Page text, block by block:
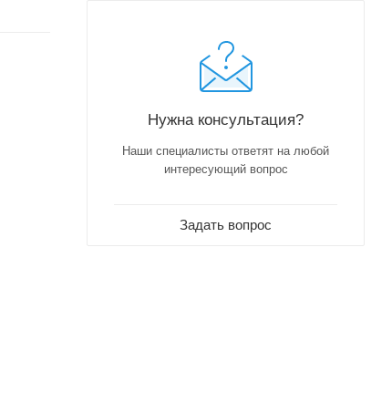
Нужна консультация?
Наши специалисты ответят на любой
интересующий вопрос
Задать вопрос